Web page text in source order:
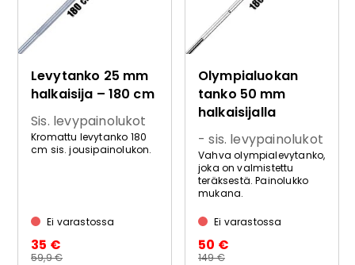
Levytanko 25 mm
halkaisija – 180 cm
Sis. levypainolukot
Kromattu levytanko 180
cm sis. jousipainolukon.
Ei varastossa
59,9 €
35 €
Olympialuokan
tanko 50 mm
halkaisijalla
- sis. levypainolukot
Vahva olympialevytanko,
joka on valmistettu
teräksestä. Painolukko
mukana.
Ei varastossa
149 €
50 €